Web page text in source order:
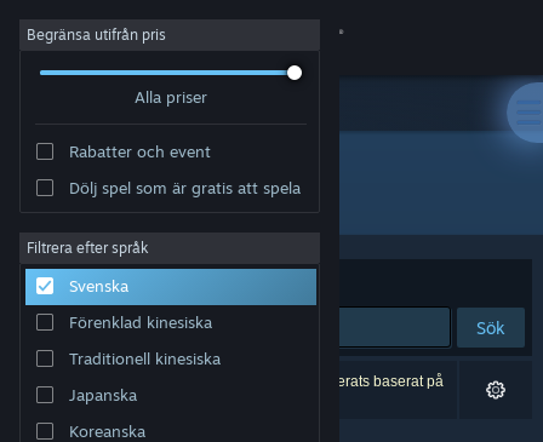
Logga in
Om
Support
Byt språk
Skaffa Steams mobilapp
Begränsa utifrån pris
Alla priser
Rabatter och event
Dölj spel som är gratis att spela
Filtrera efter språk
Svenska
Förenklad kinesiska
Traditionell kinesiska
Japanska
Koreanska
Utgivare: DK Productions
Sortera efter Relevans
Sök
0 träffar matchade din sökning. 1 titel har exkluderats baserat på
dina preferenser.